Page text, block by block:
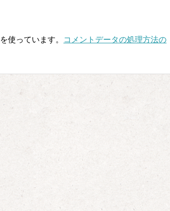
使っています。
コメントデータの処理方法の